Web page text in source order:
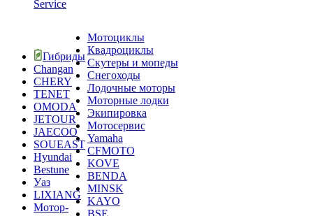
Changan
CHERY
TENET
OMODA
JETOUR
JAECOO
SOUEAST
Hyundai
Bestune
Уаз
LIXIANG
Мотор-
эксперт
Квадроциклы
Скутеры и мопеды
Снегоходы
Лодочные моторы
Моторные лодки
Экипировка
Мотосервис
Yamaha
CFMOTO
KOVE
BENDA
MINSK
KAYO
BSE